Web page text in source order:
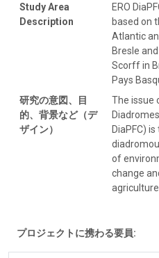
Study Area
Description
ERO
based on
Atlantic
Bresle
Scorff in
Pays
研究の意図、目
的、背景など（デ
ザイン）
The issue
DiaPFC)
of
change
プロジェクトに携わる要員: